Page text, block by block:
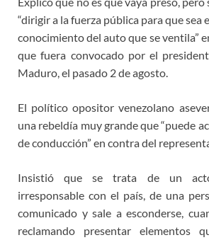
“dirigir a la fuerza pública para que sea
conocimiento del auto que se ventila”
que fuera convocado por el
Maduro, el pasado 2 de agosto.
El político opositor venezolano
una rebeldía muy grande que “puede
de conducción” en contra del
Insistió que se trata de un acto
irresponsable con el país, de una
comunicado y sale a esconderse,
reclamando presentar elementos